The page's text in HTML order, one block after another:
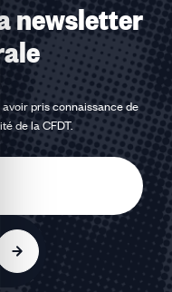
newsletter
avoir pris connaissance de
de la CFDT.